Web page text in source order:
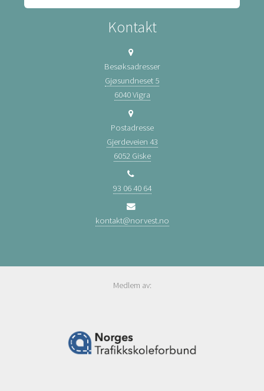
Kontakt
Besøksadresser
Gjøsundneset 5
6040 Vigra
Postadresse
Gjerdeveien 43
6052 Giske
93 06 40 64
kontakt@norvest.no
Medlem av: